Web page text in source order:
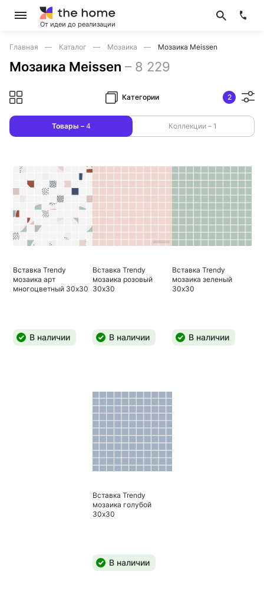
От идеи до реализации
Главная Каталог Мозаика Мозаика Meissen
Мозаика Meissen – 8 229
Категории 2
Товары – 4 Коллекции – 1
Вставка Trendy
мозаика арт
многоцветный 30х30
В наличии
Вставка Trendy
мозаика розовый
30х30
В наличии
Вставка Trendy
мозаика зеленый
30х30
В наличии
Вставка Trendy
мозаика голубой
30х30
В наличии